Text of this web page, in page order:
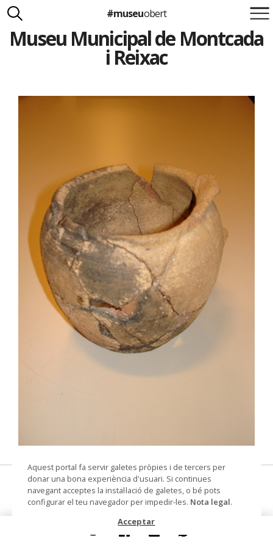
Suma't a la iniciativa
Carlota Royo
#museuobert
Museu Municipal de Montcada
i Reixac
© Museu Municipal de Montcada i Reixac
Olla (cuina)
olla
Aquest portal fa servir galetes pròpies i de tercers per
donar una bona experiència d'usuari. Si continues
navegant acceptes la instal·lació de galetes, o bé pots
configurar el teu navegador per impedir-les. Nota legal.
Acceptar